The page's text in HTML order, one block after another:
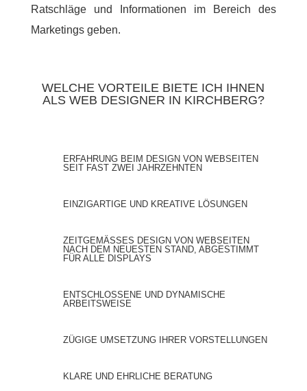
Ratschläge und Informationen im Bereich des
Marketings geben.
WELCHE VORTEILE BIETE ICH IHNEN
ALS WEB DESIGNER IN KIRCHBERG?
ERFAHRUNG BEIM DESIGN VON WEBSEITEN
SEIT FAST ZWEI JAHRZEHNTEN
EINZIGARTIGE UND KREATIVE LÖSUNGEN
ZEITGEMÄSSES DESIGN VON WEBSEITEN N
ACH DEM NEUESTEN STAND, ABGESTIMMT F
ÜR ALLE DISPLAYS
ENTSCHLOSSENE UND DYNAMISCHE
ARBEITSWEISE
ZÜGIGE UMSETZUNG IHRER VORSTELLUNGEN
KLARE UND EHRLICHE BERATUNG